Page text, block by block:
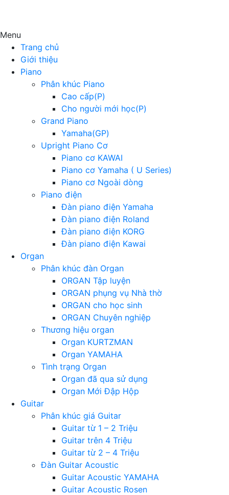
Menu
Trang chủ
Giới thiệu
Piano
Phân khúc Piano
Cao cấp(P)
Cho người mới học(P)
Grand Piano
Yamaha(GP)
Upright Piano Cơ
Piano cơ KAWAI
Piano cơ Yamaha ( U Series)
Piano cơ Ngoài dòng
Piano điện
Đàn piano điện Yamaha
Đàn piano điện Roland
Đàn piano điện KORG
Đàn piano điện Kawai
Organ
Phân khúc đàn Organ
ORGAN Tập luyện
ORGAN phụng vụ Nhà thờ
ORGAN cho học sinh
ORGAN Chuyên nghiệp
Thương hiệu organ
Organ KURTZMAN
Organ YAMAHA
Tình trạng Organ
Organ đã qua sử dụng
Organ Mới Đập Hộp
Guitar
Phân khúc giá Guitar
Guitar từ 1 – 2 Triệu
Guitar trên 4 Triệu
Guitar từ 2 – 4 Triệu
Đàn Guitar Acoustic
Guitar Acoustic YAMAHA
Guitar Acoustic Rosen